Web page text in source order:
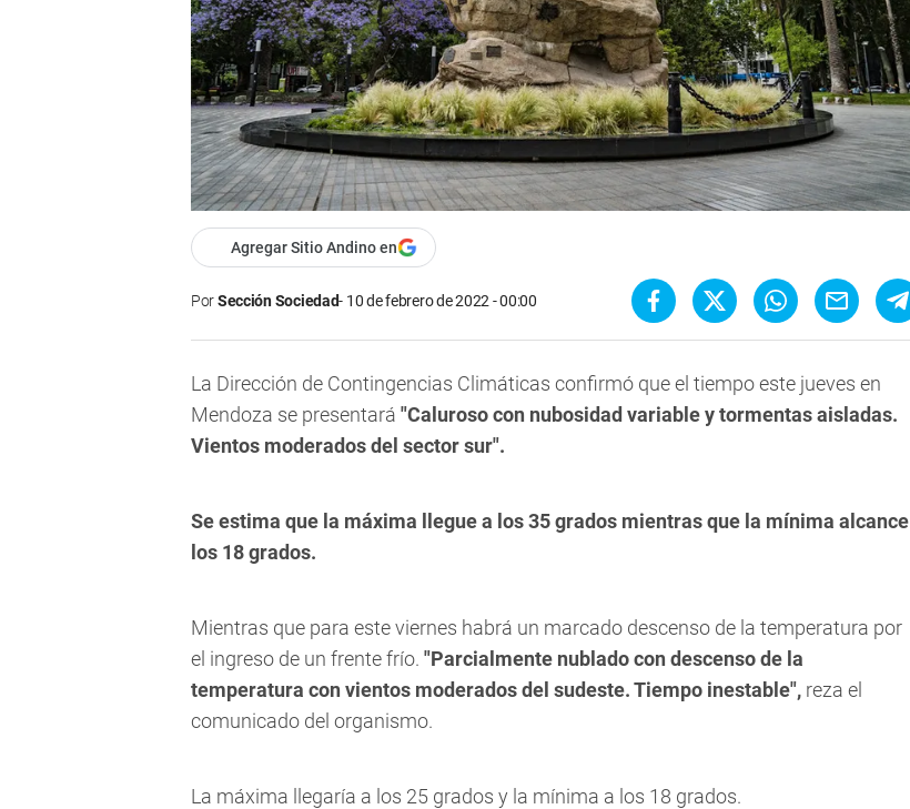
Agregar Sitio Andino en
PorSección Sociedad 10 de febrero de 2022 - 00:00
La Dirección de Contingencias Climáticas confirmó que el tiempo este jueves en
Mendoza se presentará "Caluroso con nubosidad variable y tormentas aisladas.
Vientos moderados del sector sur".
Se estima que la máxima llegue a los 35 grados mientras que la mínima alcance
los 18 grados.
Mientras que para este viernes habrá un marcado descenso de la temperatura por
el ingreso de un frente frío. "Parcialmente nublado con descenso de la
temperatura con vientos moderados del sudeste. Tiempo inestable", reza el
comunicado del organismo.
La máxima llegaría a los 25 grados y la mínima a los 18 grados.